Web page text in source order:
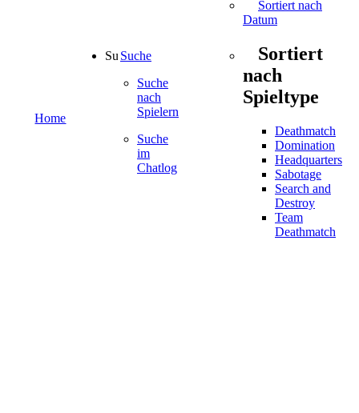
Home
Suche
Suche
nach
Spielern
Suche
im
Chatlog
Sortiert nach
Datum
Sortiert
nach
Spieltype
Deathmatch
Domination
Headquarters
Sabotage
Search and
Destroy
Team
Deathmatch